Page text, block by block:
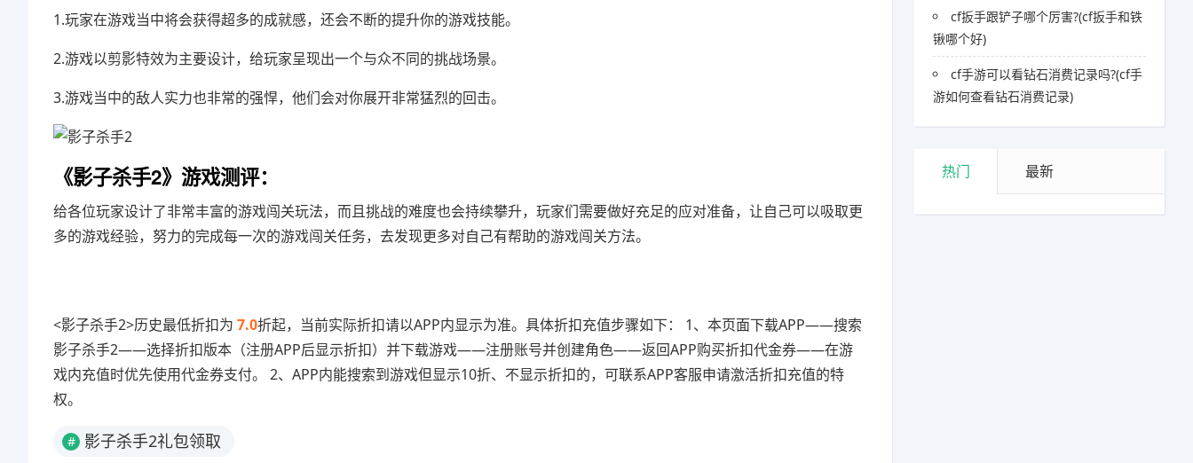
1.玩家在游戏当中将会获得超多的成就感，还会不断的提升你的游戏技能。
2.游戏以剪影特效为主要设计，给玩家呈现出一个与众不同的挑战场景。
3.游戏当中的敌人实力也非常的强悍，他们会对你展开非常猛烈的回击。
《影子杀手2》游戏测评：
给各位玩家设计了非常丰富的游戏闯关玩法，而且挑战的难度也会持续攀升，玩家们需要做好充足的应对准备，让自己可以吸取更
多的游戏经验，努力的完成每一次的游戏闯关任务，去发现更多对自己有帮助的游戏闯关方法。
<影子杀手2>历史最低折扣为 7.0折起，当前实际折扣请以APP内显示为准。具体折扣充值步骤如下： 1、本页面下载APP——搜索
影子杀手2——选择折扣版本（注册APP后显示折扣）并下载游戏——注册账号并创建角色——返回APP购买折扣代金券——在游
戏内充值时优先使用代金券支付。 2、APP内能搜索到游戏但显示10折、不显示折扣的，可联系APP客服申请激活折扣充值的特
权。
# 影子杀手2礼包领取
cf扳手跟铲子哪个厉害?(cf扳手和铁
锹哪个好)
cf手游可以看钻石消费记录吗?(cf手
游如何查看钻石消费记录)
热门 最新